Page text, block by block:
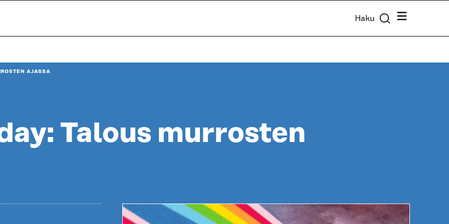
Haku Valikko
AJASSA
Talous murrosten